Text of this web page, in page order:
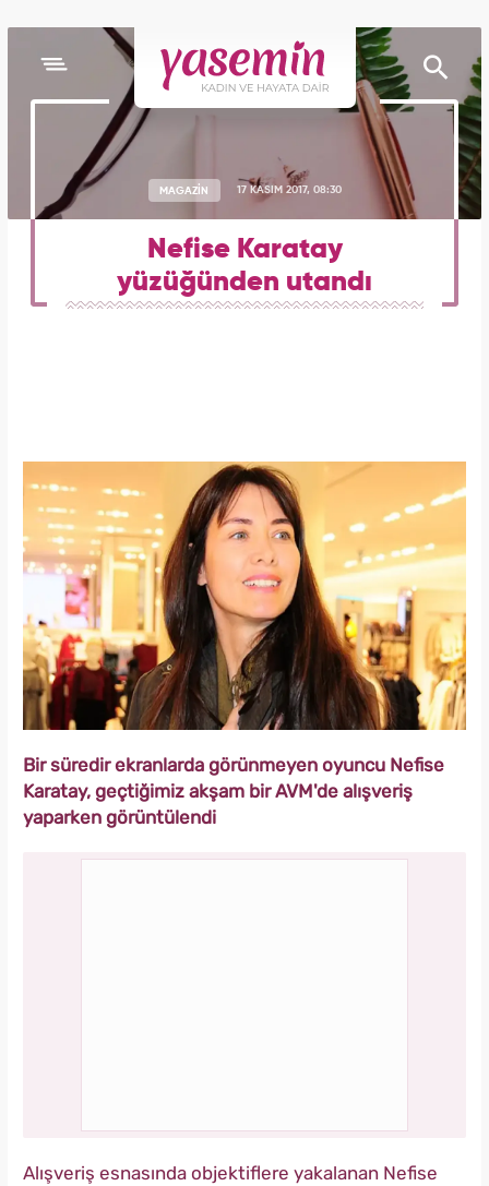
MAGAZİN 17 KASIM 2017, 08:30
Nefise Karatay
yüzüğünden utandı
Bir süredir ekranlarda görünmeyen oyuncu Nefise
Karatay, geçtiğimiz akşam bir AVM'de alışveriş
yaparken görüntülendi
Alışveriş esnasında objektiflere yakalanan Nefise